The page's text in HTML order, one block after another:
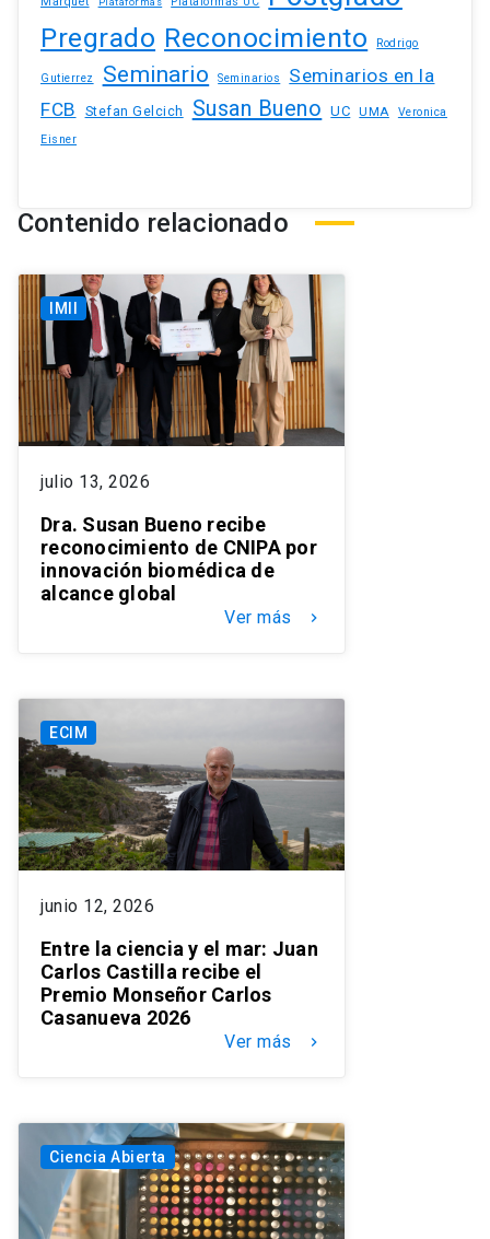
Pregrado Reconocimiento Rodrigo
Gutierrez Seminario Seminarios
Seminarios en la
FCB
Stefan Gelcich Susan Bueno UC UMA
Veronica
Eisner
Contenido relacionado
IMII
julio 13, 2026
Dra. Susan Bueno recibe
reconocimiento de CNIPA por
innovación biomédica de
alcance global
Ver más keyboard_arrow_right
ECIM
junio 12, 2026
Entre la ciencia y el mar: Juan
Carlos Castilla recibe el
Premio Monseñor Carlos
Casanueva 2026
Ver más keyboard_arrow_right
Ciencia Abierta